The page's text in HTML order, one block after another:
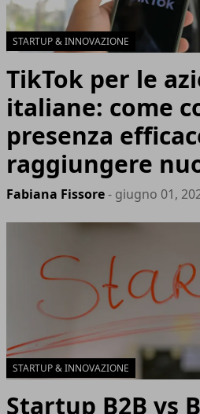
STARTUP & INNOVAZIONE
TikTok per le
italiane: come
presenza
raggiungere
Fabiana Fissore- giugno 01,
STARTUP & INNOVAZIONE
Startup B2B vs